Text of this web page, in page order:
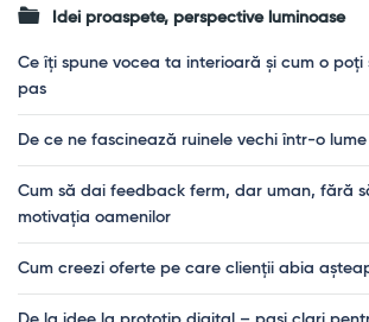
Idei proaspete, perspective luminoase
Ce îți spune vocea ta interioară și cum o poți
pas
De ce ne fascinează ruinele vechi într-o
Cum să dai feedback ferm, dar uman, fără
motivația oamenilor
Cum creezi oferte pe care clienții abia